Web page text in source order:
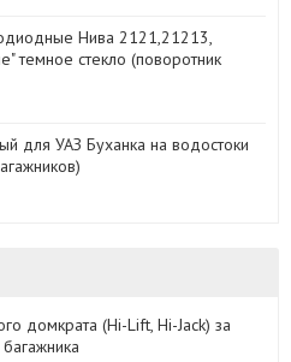
Нива 2121,21213,
темное стекло (поворотник
для УАЗ Буханка на водостоки
домкрата (Hi-Lift, Hi-Jack) за